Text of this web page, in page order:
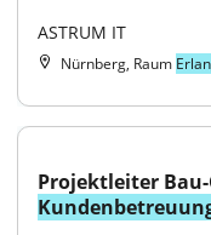
ASTRUM IT
Nürnberg, Raum